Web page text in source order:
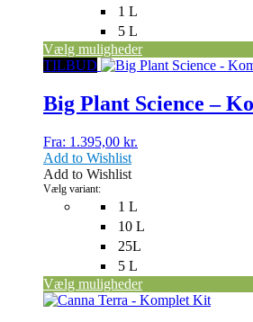
1 L
5 L
Vælg muligheder
TILBUD
Big Plant Science –
Fra: 1.395,00 kr.
1 L
10 L
25L
5 L
Vælg variant:
Vælg muligheder
Dette
har
flere
Mulighederne
kan
vælges
på
varesiden
Add to Wishlist
Add to Wishlist
Dette